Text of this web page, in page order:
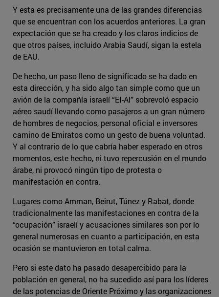
Y esta es precisamente una de las grandes diferencias
que se encuentran con los acuerdos anteriores. La gran
expectación que se ha creado y los claros indicios de
que otros países, incluido Arabia Saudí, sigan la estela
de EAU.
De hecho, un paso lleno de significado se ha dado en
esta dirección, y ha sido algo tan simple como que un
avión de la compañía israelí “EI-Al” sobrevoló espacio
aéreo saudí llevando como pasajeros a un gran número
de hombres de negocios, personal oficial e inversores
camino de Emiratos como un gesto de buena voluntad.
Y al contrario de lo que cabría haber esperado en otros
momentos, este hecho, ni tuvo repercusión en el mundo
árabe, ni provocó ningún tipo de protesta o
manifestación en contra.
Lugares como Amman, Beirut, Túnez y Rabat, donde
tradicionalmente las manifestaciones en contra de la
“ocupación” israelí y acusaciones similares son por lo
general numerosas en cuanto a participación, en esta
ocasión se mantuvieron en total calma.
Pero si este dato ha pasado desapercibido para la
población en general, no ha sucedido así para los líderes
de las potencias de Oriente Próximo y las organizaciones